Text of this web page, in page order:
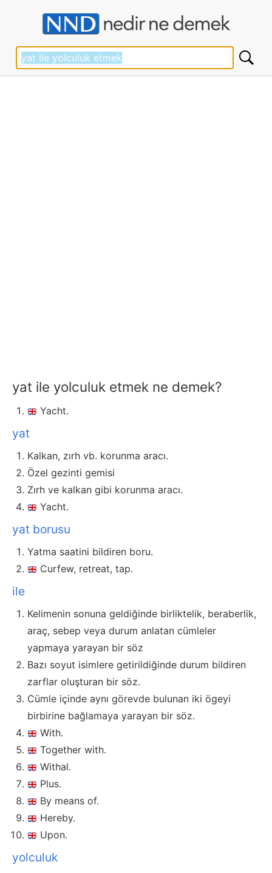
yat ile yolculuk etmek ne demek?
Yacht.
yat
Kalkan, zırh vb. korunma aracı.
Özel gezinti gemisi
Zırh ve kalkan gibi korunma aracı.
Yacht.
yat borusu
Yatma saatini bildiren boru.
Curfew, retreat, tap.
ile
Kelimenin sonuna geldiğinde birliktelik, beraberlik,
araç, sebep veya durum anlatan cümleler
yapmaya yarayan bir söz
Bazı soyut isimlere getirildiğinde durum bildiren
zarflar oluşturan bir söz.
Cümle içinde aynı görevde bulunan iki ögeyi
birbirine bağlamaya yarayan bir söz.
With.
Together with.
Withal.
Plus.
By means of.
Hereby.
Upon.
yolculuk